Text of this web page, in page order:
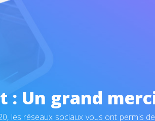
: Un grand
les réseaux sociaux vous ont permis